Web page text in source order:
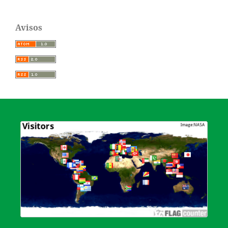
Avisos